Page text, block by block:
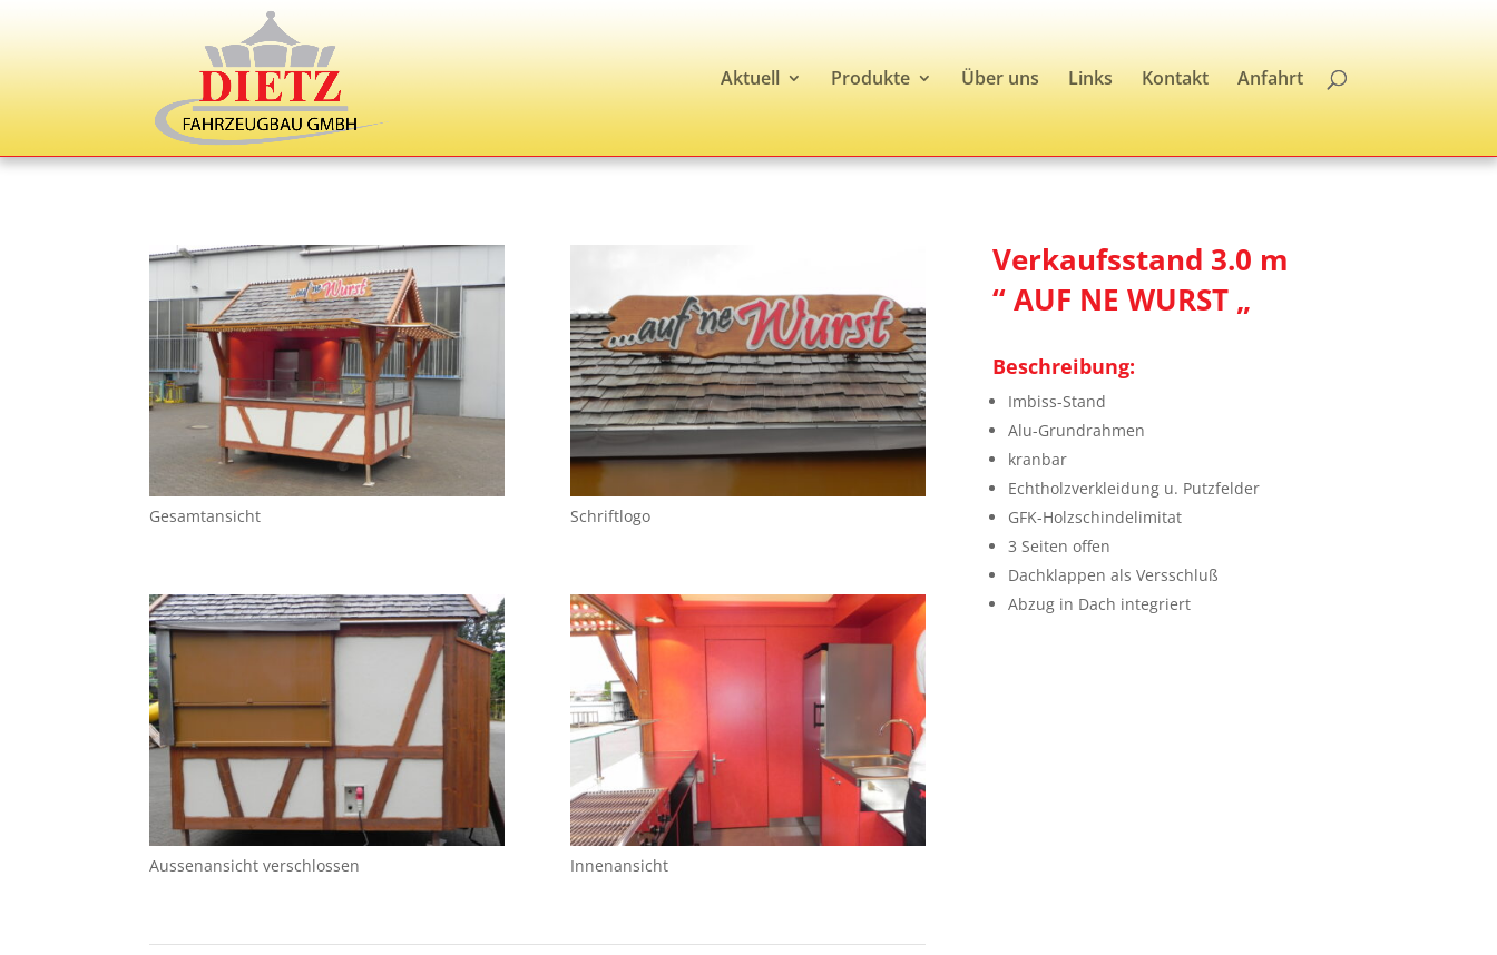
Aktuell Produkte Über uns Links Kontakt Anfahrt
Gesamtansicht Schriftlogo
Aussenansicht verschlossen Innenansicht
Verkaufsstand 3.0 m
“ AUF NE WURST „
Beschreibung:
Imbiss-Stand
Alu-Grundrahmen
kranbar
Echtholzverkleidung u. Putzfelder
GFK-Holzschindelimitat
3 Seiten offen
Dachklappen als Versschluß
Abzug in Dach integriert